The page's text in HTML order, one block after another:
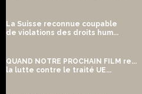
La Suisse reconnue coupable
de violations des droits hum...
QUAND NOTRE PROCHAIN FILM re...
la lutte contre le traité UE...